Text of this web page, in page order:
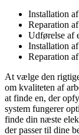
Installation
Reparation
Udførelse af
Installation
Reparation
At vælge den
om kvaliteten af
at finde en, der
system fungerer
finde din næste
der passer til dine